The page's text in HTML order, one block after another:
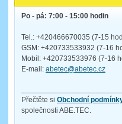
Po - pá: 7:00 - 15:00 hodin
Tel.: +420466670035 (7-15
GSM: +420733533932 (7-16
Mobil: +420733533976 (7-16
E-mail: abetec@abetec.cz
Přečtěte si Obchodní
společnosti ABE.TEC.